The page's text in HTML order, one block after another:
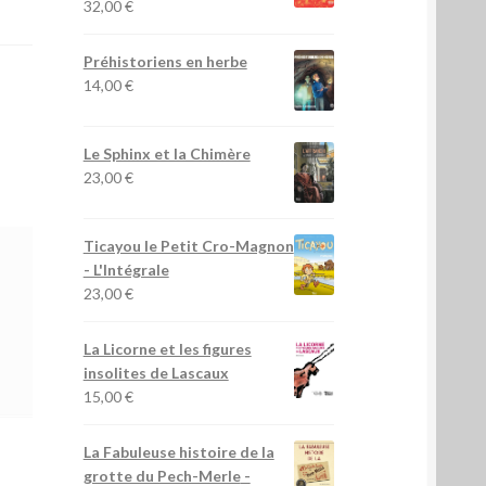
32,00€
Préhistoriens en herbe
14,00€
Le Sphinx et la Chimère
23,00€
Ticayou le Petit Cro-Magnon
- L'Intégrale
23,00€
La Licorne et les figures
insolites de Lascaux
15,00€
La Fabuleuse histoire de la
grotte du Pech-Merle-